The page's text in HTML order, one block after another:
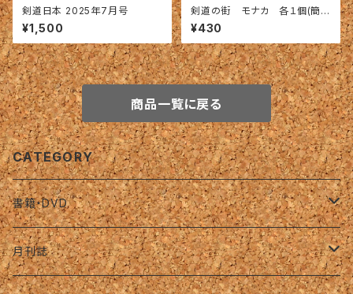
剣道日本 2025年7月号
¥1,500
剣道の街 モナカ 各１個(簡易
箱入り)
¥430
商品一覧に戻る
CATEGORY
書籍・DVD
名著復刻版（オンデマンド）
月刊誌